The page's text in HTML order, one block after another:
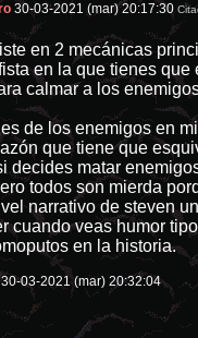
30-03-2021 (mar) 20:17:30
en 2 mecánicas
en la que tienes que
calmar a los
de los enemigos en
que tiene que
decides matar
todos son mierda
narrativo de steven
cuando veas humor
en la historia.
30-03-2021 (mar) 20:32:04